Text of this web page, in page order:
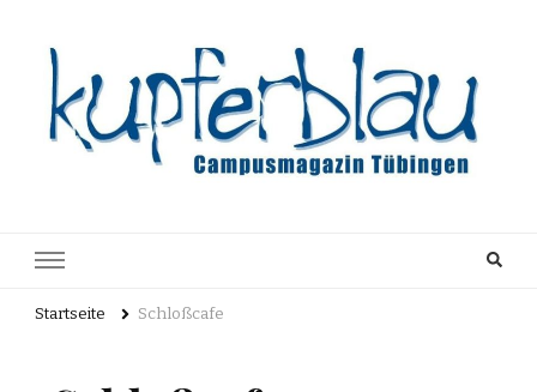
Archiv
Startseite Schloßcafe